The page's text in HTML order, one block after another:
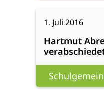
1. Juli 2016
Hartmut
in
den